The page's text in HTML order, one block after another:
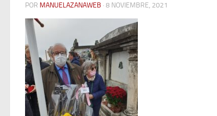
POR MANUELAZANAWEB · 8 NOVIEMBRE, 2021